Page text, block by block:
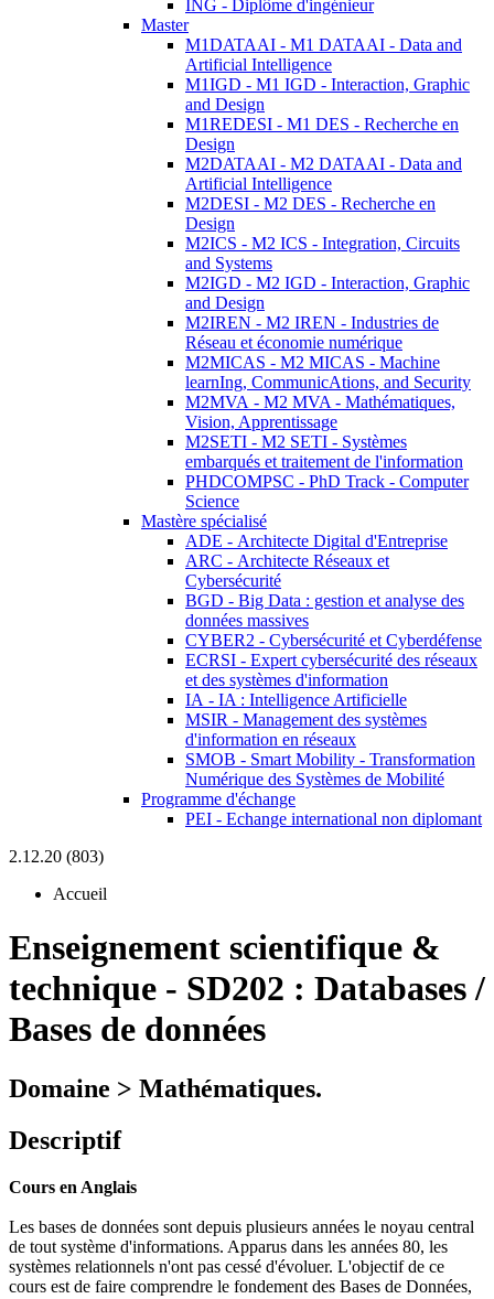
ING - Diplôme d'ingénieur
Master
M1DATAAI - M1 DATAAI - Data and
Artificial Intelligence
M1IGD - M1 IGD - Interaction, Graphic
and Design
M1REDESI - M1 DES - Recherche en
Design
M2DATAAI - M2 DATAAI - Data and
Artificial Intelligence
M2DESI - M2 DES - Recherche en
Design
M2ICS - M2 ICS - Integration, Circuits
and Systems
M2IGD - M2 IGD - Interaction, Graphic
and Design
M2IREN - M2 IREN - Industries de
Réseau et économie numérique
M2MICAS - M2 MICAS - Machine
learnIng, CommunicAtions, and Security
M2MVA - M2 MVA - Mathématiques,
Vision, Apprentissage
M2SETI - M2 SETI - Systèmes
embarqués et traitement de l'information
PHDCOMPSC - PhD Track - Computer
Science
Mastère spécialisé
ADE - Architecte Digital d'Entreprise
ARC - Architecte Réseaux et
Cybersécurité
BGD - Big Data : gestion et analyse des
données massives
CYBER2 - Cybersécurité et Cyberdéfense
ECRSI - Expert cybersécurité des réseaux
et des systèmes d'information
IA - IA : Intelligence Artificielle
MSIR - Management des systèmes
d'information en réseaux
SMOB - Smart Mobility - Transformation
Numérique des Systèmes de Mobilité
Programme d'échange
PEI - Echange international non diplomant
2.12.20 (803)
Accueil
Enseignement scientifique &
technique - SD202 : Databases /
Bases de données
Domaine > Mathématiques.
Descriptif
Cours en Anglais
Les bases de données sont depuis plusieurs années le noyau central
de tout système d'informations. Apparus dans les années 80, les
systèmes relationnels n'ont pas cessé d'évoluer. L'objectif de ce
cours est de faire comprendre le fondement des Bases de Données,